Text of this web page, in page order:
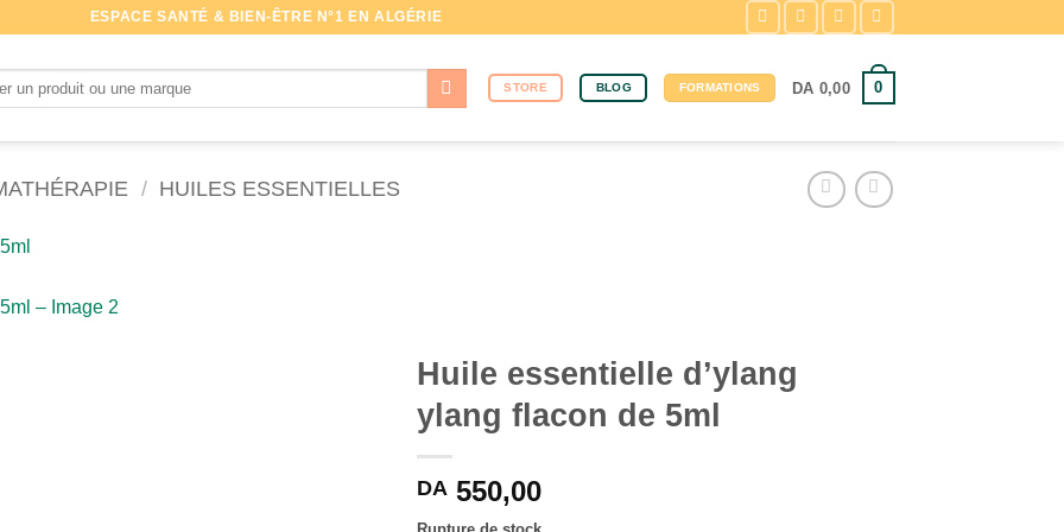
ESPACE SANTÉ & BIEN-ÊTRE N°1 EN ALGÉRIE
STORE BLOG FORMATIONS DA 0,00 0
/ HUILES ESSENTIELLES
Huile essentielle d’ylang
ylang flacon de 5ml
DA 550,00